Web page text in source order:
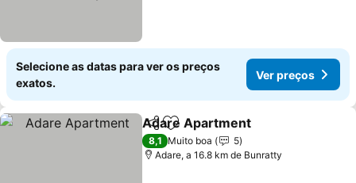
Selecione as datas para ver os preços
exatos.
Ver preços
PartilharAdicionar aos favoritos
Adare Apartment
8,1 Muito boa
5
Adare, a 16.8 km de Bunratty